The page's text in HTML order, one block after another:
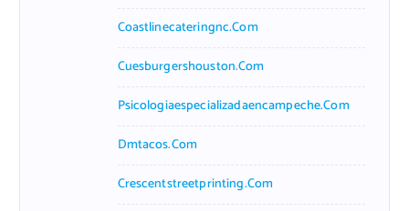
Coastlinecateringnc.com
Cuesburgershouston.com
Psicologiaespecializadaencampeche.com
Dmtacos.com
Crescentstreetprinting.com